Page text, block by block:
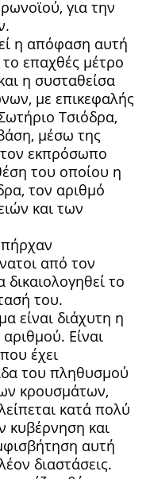
για την
η απόφαση αυτή
το επαχθές μέτρο
η συσταθείσα
με επικεφαλής
Τσιόδρα,
μέσω της
εκπρόσωπο
του οποίου η
τον αριθμό
και των
από τον
το
του.
είναι διάχυτη η
Είναι
έχει
του πληθυσμού
κρουσμάτων,
κατά πολύ
κυβέρνηση και
αυτή
διαστάσεις.